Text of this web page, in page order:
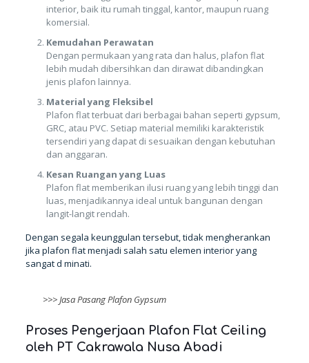
interior, baik itu rumah tinggal, kantor, maupun ruang
komersial.
Kemudahan Perawatan
Dengan permukaan yang rata dan halus, plafon flat
lebih mudah dibersihkan dan dirawat dibandingkan
jenis plafon lainnya.
Material yang Fleksibel
Plafon flat terbuat dari berbagai bahan seperti gypsum,
GRC, atau PVC. Setiap material memiliki karakteristik
tersendiri yang dapat di sesuaikan dengan kebutuhan
dan anggaran.
Kesan Ruangan yang Luas
Plafon flat memberikan ilusi ruang yang lebih tinggi dan
luas, menjadikannya ideal untuk bangunan dengan
langit-langit rendah.
Dengan segala keunggulan tersebut, tidak mengherankan
jika plafon flat menjadi salah satu elemen interior yang
sangat d minati.
>>>Jasa Pasang Plafon Gypsum
Proses Pengerjaan Plafon Flat Ceiling
oleh PT Cakrawala Nusa Abadi